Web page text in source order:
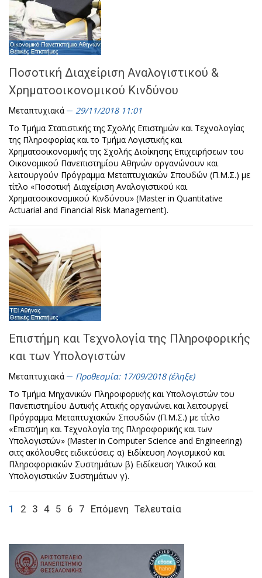
Ποσοτική Διαχείριση Αναλογιστικού &
Χρηματοοικονομικού Κινδύνου
Μεταπτυχιακά
29/11/2018 11:01
Το Τμήμα Στατιστικής της Σχολής Επιστημών και Τεχνολογίας
της Πληροφορίας και το Τμήμα Λογιστικής και
Χρηματοοικονομικής της Σχολής Διοίκησης Επιχειρήσεων του
Οικονομικού Πανεπιστημίου Αθηνών οργανώνουν και
λειτουργούν Πρόγραμμα Μεταπτυχιακών Σπουδών (Π.Μ.Σ.) με
τίτλο «Ποσοτική Διαχείριση Αναλογιστικού και
Χρηματοοικονομικού Κινδύνου» (Master in Quantitative
Actuarial and Financial Risk Management).
Επιστήμη και Τεχνολογία της Πληροφορικής
και των Υπολογιστών
Μεταπτυχιακά
Προθεσμία: 17/09/2018 (έληξε)
Το Τμήμα Μηχανικών Πληροφορικής και Υπολογιστών του
Πανεπιστημίου Δυτικής Αττικής οργανώνει και λειτουργεί
Πρόγραμμα Μεταπτυχιακών Σπουδών (Π.Μ.Σ.) με τίτλο
«Επιστήμη και Τεχνολογία της Πληροφορικής και των
Υπολογιστών» (Master in Computer Science and Engineering)
σιτς ακόλουθες ειδικεύσεις: α) Ειδίκευση Λογισμικού και
Πληροφοριακών Συστημάτων β) Ειδίκευση Υλικού και
Υπολογιστικών Συστημάτων γ).
1 2 3 4 5 6 7 Επόμενη Τελευταία